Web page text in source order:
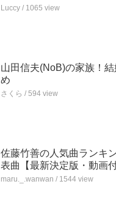
Luccy / 1065 view
山田信夫(NoB)の家族！
め
さくら / 594 view
佐藤竹善の人気曲ランキ
表曲【最新決定版・動画付
maru._.wanwan / 1544 view